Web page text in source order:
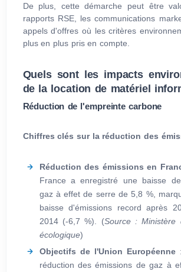
De plus, cette démarche peut être
rapports RSE, les communications
appels d'offres où les critères
plus en plus pris en compte.
Quels sont les impacts
de la location de matériel
Réduction de l'empreinte carbone
Chiffres clés sur la réduction des
Réduction des émissions en
France a enregistré une baisse
gaz à effet de serre de 5,8 %,
baisse d'émissions record après
2014 (-6,7 %). (Source : Ministère
écologique)
Objectifs de l'Union Européenne:
réduction des émissions de gaz à